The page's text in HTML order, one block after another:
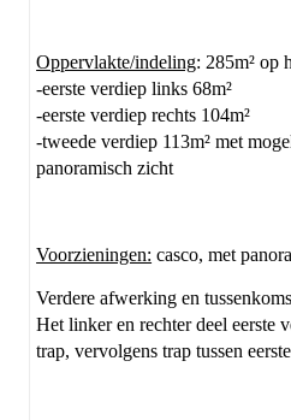
Oppervlakte/indeling: 285m² op
-eerste verdiep links 68m²
-eerste verdiep rechts 104m²
-tweede verdiep 113m² met
panoramisch zicht
Voorzieningen: casco, met
Verdere afwerking en
Het linker en rechter deel eerste
trap, vervolgens trap tussen